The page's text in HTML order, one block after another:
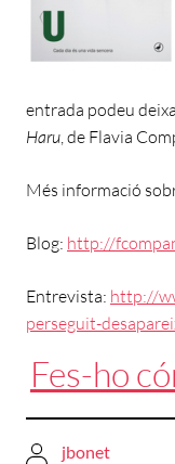
entrada podeu
Haru, de Flavia
Més informació
Blog: http://
Entrevista: http://
perseguit-
Fes-ho
jbonet